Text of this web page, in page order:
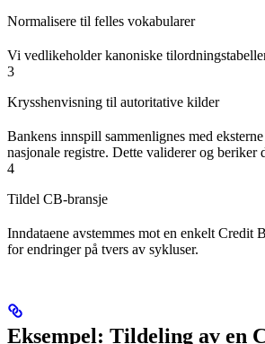
Normalisere til felles vokabularer
Vi vedlikeholder kanoniske
3
Krysshenvisning til autoritative kilder
Bankens innspill sammenlignes med
nasjonale registre. Dette validerer og beriker
4
Tildel CB-bransje
Inndataene avstemmes mot en enkelt Credit
for endringer på tvers av sykluser.
Eksempel: Tildeling av en